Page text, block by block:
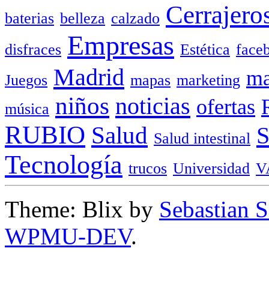
baterias belleza calzado
disfraces Empresas Estética
Juegos Madrid mapas marketing
música niños noticias ofertas
RUBIO Salud Salud intestinal
Tecnología trucos Universidad
Theme: Blix by Sebastian
WPMU-DEV.